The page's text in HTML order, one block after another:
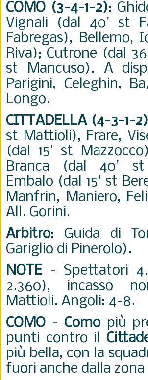
COMO (3-4-1-2):
Vignali (dal 40' st
Fabregas), Bellemo,
Riva); Cutrone (dal
st Mancuso). A
Parigini, Celeghin,
Longo.
CITTADELLA (4-3-1-2)
st Mattioli), Frare,
(dal 15' st
Branca (dal 40' st
Embalo (dal 15' st
Manfrin, Maniero,
All. Gorini.
Arbitro: Guida di
Gariglio di Pinerolo).
NOTE - Spettatori
2.360), incasso
Mattioli. Angoli: 4-8.
COMO - Comopiù
punti contro il
più bella, con la
fuori anche dalla